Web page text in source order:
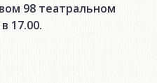
98 театральном
17.00.